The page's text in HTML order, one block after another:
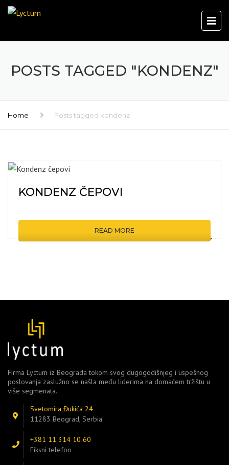
POSTS TAGGED "KONDENZ"
Home Posts tagged kondenz
KONDENZ ČEPOVI
READ MORE
Firma Lyctum iz Beograda tokom svog dugogodišnjeg i uspešnog
poslovanja zaslužno se našla među liderima na domaćem tržištu u
više segmenata.
Svetomira Đukića 24
11283 Beograd, Serbia
+381 11 314 10 60
Fiksni telefon